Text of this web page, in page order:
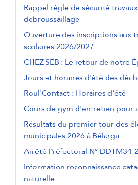
Rappel règle de sécurité travaux
débroussaillage
Ouverture des inscriptions aux
scolaires 2026/2027
CHEZ SEB : Le retour de notre
Jours et horaires d'été des
Roul'Contact : Horaires d'été
Cours de gym d'entretien pour
Résultats du premier tour des
municipales 2026 à Bélarga
Arrêté Préfectoral N° DDTM34-
Information reconnaissance
naturelle